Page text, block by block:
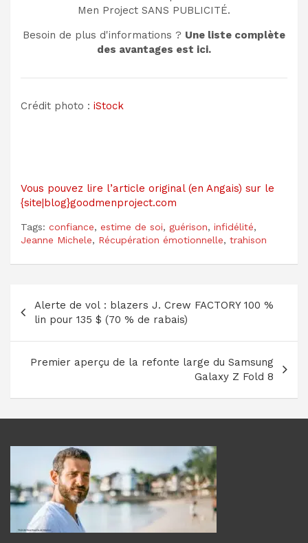
Men Project SANS PUBLICITÉ.
Besoin de plus d'informations ? Une liste complète
des avantages est ici.
Crédit photo : iStock
Vous pouvez lire l’article original (en Angais) sur le
{site|blog}goodmenproject.com
Tags: confiance, estime de soi, guérison, infidélité,
Jeanne Michele, Récupération émotionnelle, trahison
de
l’article
Alerte de vol : blazers J. Crew FACTORY 100 %
lin pour 135 $ (70 % de rabais)
Premier aperçu de la refonte large du Samsung
Galaxy Z Fold 8